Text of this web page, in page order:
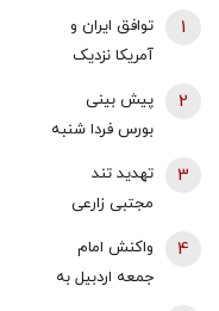
توافق ایران و
آمریکا نزدیک
خزانه‌داری آمریکا
از «امروز یا فردا»
گفت
1
پیش بینی
بورس فردا شنبه
موتور رشد بازار
روشن شد |
آخرین حلقه
تایید روند
2
تهدید تند
مجتبی زارعی
خرازی:حاضرم با
وضو شلاقت را
3
واکنش امام
جمعه اردبیل به
4